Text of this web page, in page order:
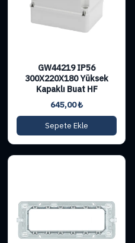
GW44219 IP56
300X220X180 Yüksek
Kapaklı Buat HF
645,00₺
Sepete Ekle